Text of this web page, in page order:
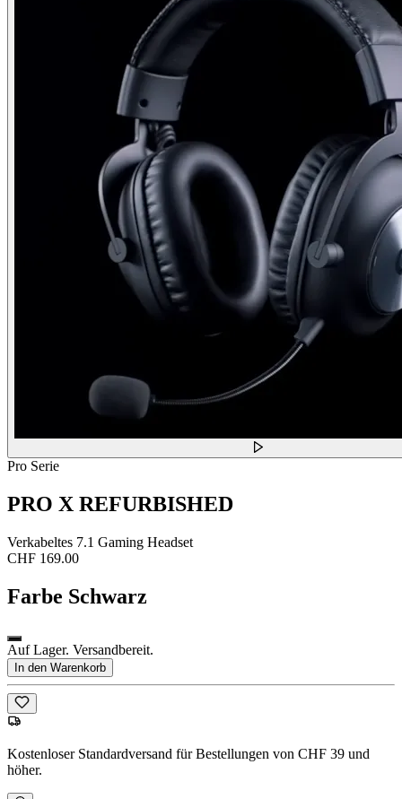
Pro Serie
PRO X REFURBISHED
Verkabeltes 7.1 Gaming Headset
CHF 169.00
Farbe Schwarz
Auf Lager. Versandbereit.
In den Warenkorb
Kostenloser Standardversand für Bestellungen von CHF 39 und
höher.